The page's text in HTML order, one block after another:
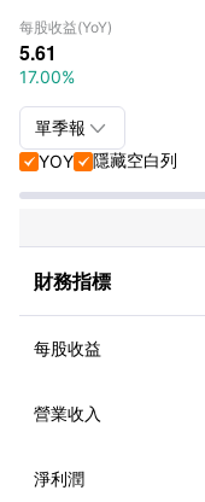
每股收益(YoY)
5.61
17.00%
單季報 
YOY隱藏空白列
財務指標
每股收益
營業收入
淨利潤